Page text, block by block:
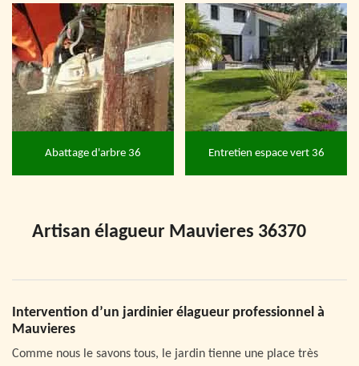
Abattage d'arbre 36 Entretien espace vert 36
Artisan élagueur Mauvieres 36370
Intervention d’un jardinier élagueur professionnel à
Mauvieres
Comme nous le savons tous, le jardin tienne une place très